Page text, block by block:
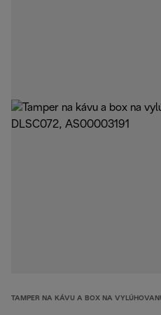
TAMPER NA KÁVU A BOX NA